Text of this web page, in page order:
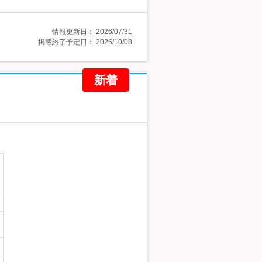
情報更新日： 2026/07/31
掲載終了予定日： 2026/10/08
新着